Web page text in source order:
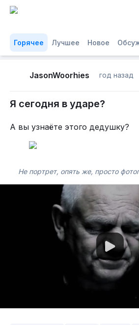
Горячее Лучшее Новое
JasonWoorhies год назад
Я сегодня в ударе?
А вы узнаёте этого дедушку?
Не портрет, опять же, просто